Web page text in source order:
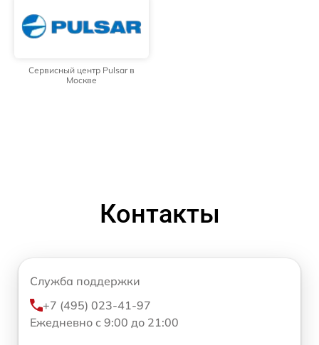
Сервисный центр Pulsar в
Москве
Контакты
Служба поддержки
+7 (495) 023-41-97
Ежедневно с 9:00 до 21:00